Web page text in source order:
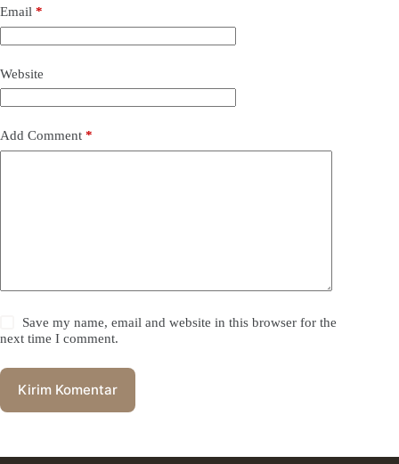
Email *
Website
Add Comment *
Save my name, email and website in this browser for the
next time I comment.
Kirim Komentar